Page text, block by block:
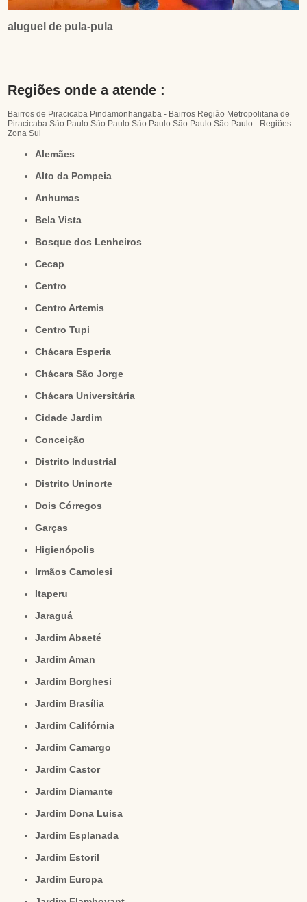
aluguel de pula-pula
Regiões onde a atende :
Bairros de Piracicaba Pindamonhangaba - Bairros Região Metropolitana de
Piracicaba São Paulo São Paulo São Paulo São PauloSão Paulo - Regiões
Zona Sul
Alemães
Alto da Pompeia
Anhumas
Bela Vista
Bosque dos Lenheiros
Cecap
Centro
Centro Artemis
Centro Tupi
Chácara Esperia
Chácara São Jorge
Chácara Universitária
Cidade Jardim
Conceição
Distrito Industrial
Distrito Uninorte
Dois Córregos
Garças
Higienópolis
Irmãos Camolesi
Itaperu
Jaraguá
Jardim Abaeté
Jardim Aman
Jardim Borghesi
Jardim Brasília
Jardim Califórnia
Jardim Camargo
Jardim Castor
Jardim Diamante
Jardim Dona Luisa
Jardim Esplanada
Jardim Estoril
Jardim Europa